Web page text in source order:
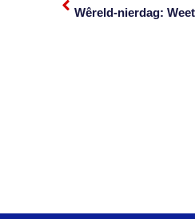
Wêreld-nierdag: